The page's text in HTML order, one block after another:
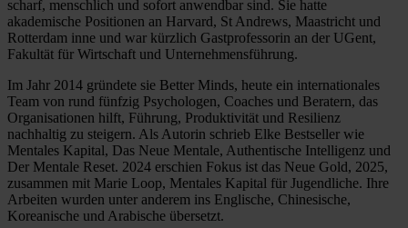
scharf, menschlich und sofort anwendbar sind. Sie hatte
akademische Positionen an Harvard, St Andrews, Maastricht und
Rotterdam inne und war kürzlich Gastprofessorin an der UGent,
Fakultät für Wirtschaft und Unternehmensführung.
Im Jahr 2014 gründete sie Better Minds, heute ein internationales
Team von rund fünfzig Psychologen, Coaches und Beratern, das
Organisationen hilft, Führung, Produktivität und Resilienz
nachhaltig zu steigern. Als Autorin schrieb Elke Bestseller wie
Mentales Kapital, Das Neue Mentale, Authentische Intelligenz und
Der Mentale Reset. 2024 erschien Fokus ist das Neue Gold, 2025,
zusammen mit Marie Loop, Mentales Kapital für Jugendliche. Ihre
Arbeiten wurden unter anderem ins Englische, Chinesische,
Koreanische und Arabische übersetzt.